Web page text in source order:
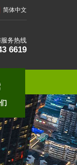
简体中文
务热线
6619